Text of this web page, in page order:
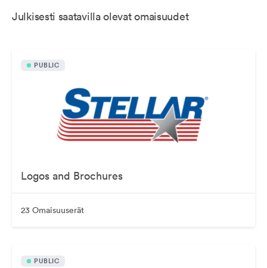
Julkisesti saatavilla olevat omaisuudet
PUBLIC
Logos and Brochures
23 Omaisuuserät
PUBLIC